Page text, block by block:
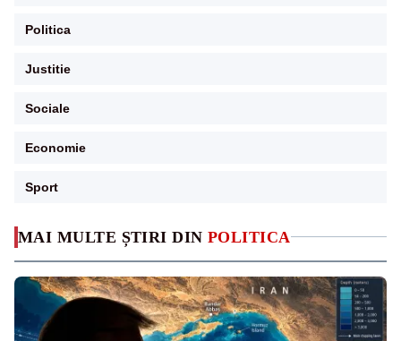
MAI MULTE ȘTIRI DIN POLITICA
Politica
Justitie
Sociale
Economie
Sport